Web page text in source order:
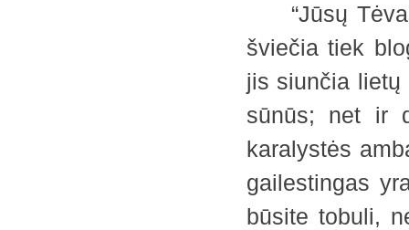
“Jūsų
šviečia tiek
jis siunčia lietų
sūnūs; net ir
karalystės
gailestingas
būsite tobuli,